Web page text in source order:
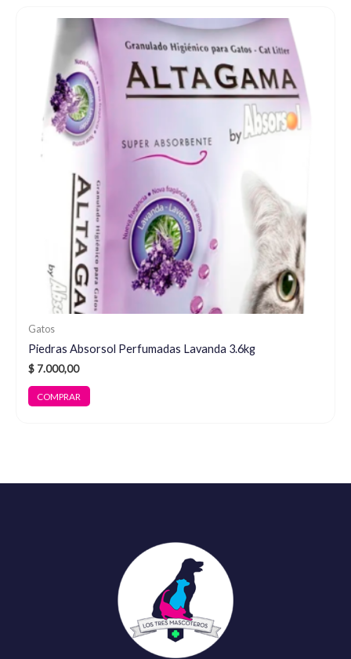
Gatos
Piedras Absorsol Perfumadas Lavanda 3.6kg
$7.000,00
COMPRAR